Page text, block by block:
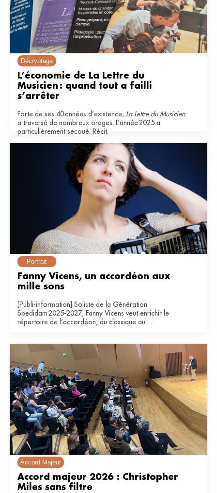
Décryptage
L’économie de La Lettre du
Musicien : quand tout a failli
s’arrêter
Forte de ses 40 années d’existence, La Lettre du Musicien
a traversé de nombreux orages. L’année 2025 a
particulièrement secoué. Récit.
Portrait
Fanny Vicens, un accordéon aux
mille sons
[Publi-information] Soliste de la Génération
Spedidam 2025-2027, Fanny Vicens veut enrichir le
répertoire de l’accordéon, du classique au
Accord Majeur
Accord majeur 2026 : Christopher
Miles sans filtre